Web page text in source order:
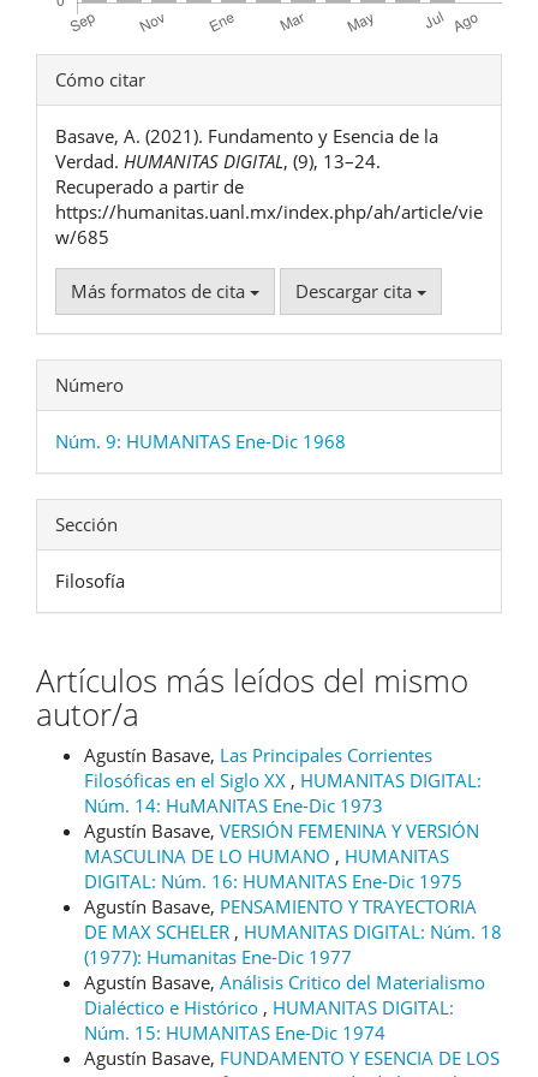
Detalles
del
artículo
Cómo citar
Basave, A. (2021). Fundamento y Esencia de la
Verdad. HUMANITAS DIGITAL, (9), 13–24.
Recuperado a partir de
https://humanitas.uanl.mx/index.php/ah/article/vie
w/685
Más formatos de cita Descargar cita
Número
Núm. 9: HUMANITAS Ene-Dic 1968
Sección
Filosofía
Artículos más leídos del mismo
autor/a
Agustín Basave, Las Principales Corrientes
Filosóficas en el Siglo XX , HUMANITAS DIGITAL:
Núm. 14: HuMANITAS Ene-Dic 1973
Agustín Basave, VERSIÓN FEMENINA Y VERSIÓN
MASCULINA DE LO HUMANO , HUMANITAS
DIGITAL: Núm. 16: HUMANITAS Ene-Dic 1975
Agustín Basave, PENSAMIENTO Y TRAYECTORIA
DE MAX SCHELER , HUMANITAS DIGITAL: Núm. 18
(1977): Humanitas Ene-Dic 1977
Agustín Basave, Análisis Critico del Materialismo
Dialéctico e Histórico , HUMANITAS DIGITAL:
Núm. 15: HUMANITAS Ene-Dic 1974
Agustín Basave, FUNDAMENTO Y ESENCIA DE LOS